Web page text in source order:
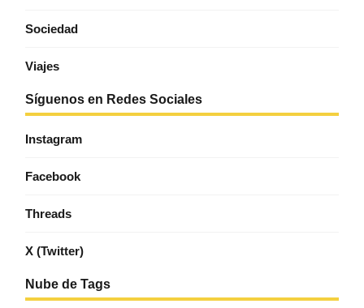
Sociedad
Viajes
Síguenos en Redes Sociales
Instagram
Facebook
Threads
X (Twitter)
Nube de Tags